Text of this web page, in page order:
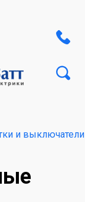
и выключатели